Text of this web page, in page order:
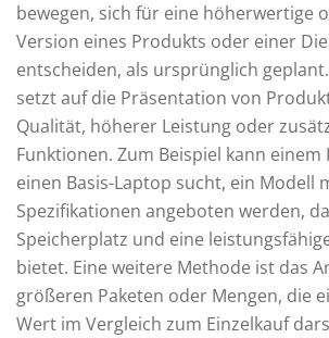
bewegen, sich für eine höherwertige
Version eines Produkts oder einer
entscheiden, als ursprünglich
setzt auf die Präsentation von
Qualität, höherer Leistung oder
Funktionen. Zum Beispiel kann einem
einen Basis-Laptop sucht, ein Modell
Spezifikationen angeboten werden,
Speicherplatz und eine
bietet. Eine weitere Methode ist das
größeren Paketen oder Mengen, die
Wert im Vergleich zum Einzelkauf